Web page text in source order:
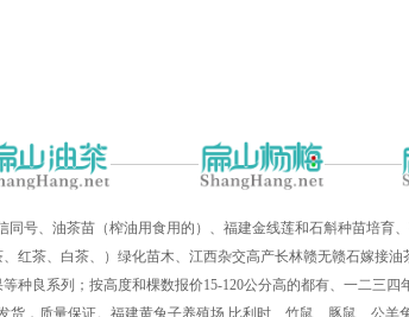
同号、油茶苗（榨油用食用的）、福建金线莲和石斛种苗培育
红茶、白茶、）绿化苗木、江西杂交高产长林赣无赣石嫁接
种良系列；按高度和棵数报价15-120公分高的都有、一二三四
，质量保证。福建黄兔子养殖场,比利时、竹鼠、豚鼠、公羊